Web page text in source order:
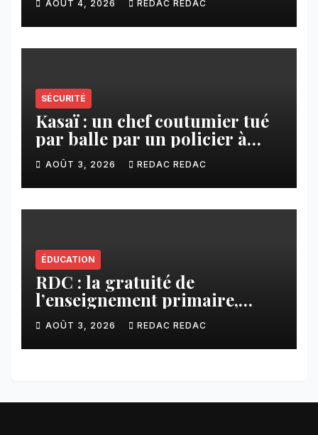
échanges
AOÛT 4, 2026 REDAC REDAC
SÉCURITÉ
Kasaï : un chef coutumier tué
par balle par un policier à
Kamuesha, la tension monte
AOÛT 3, 2026 REDAC REDAC
ÉDUCATION
RDC : la gratuité de
l’enseignement primaire,
vision phare du Président
Félix Tshisekedi réaffirmée
par une circulaire du
AOÛT 3, 2026 REDAC REDAC